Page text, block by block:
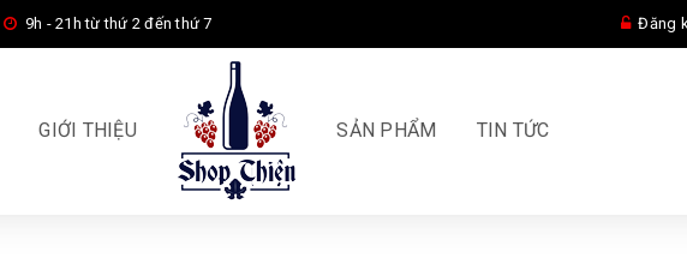
9h - 21h từ thứ 2 đến thứ 7 Đăng
GIỚI THIỆU SẢN PHẨM TIN TỨC